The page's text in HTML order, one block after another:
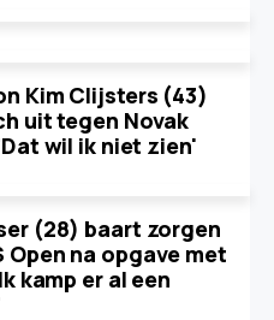
Kim Clijsters (43)
uit tegen Novak
wil ik niet zien'
(28) baart zorgen
Open na opgave met
kamp er al een